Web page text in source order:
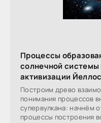
Процессы
солнечной
активизации
Построим древо
понимания процессов
супервулкана: начнём
процессы построения